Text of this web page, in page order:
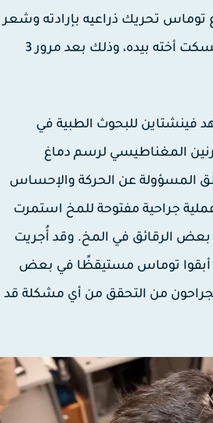
تحريك ذراعيه بإرادته وشعر
باللمس فيهما عندما أمسكت أخته بيده، وذلك بعد مرور 3
للبحوث الطبية في
المغناطيسي لرسم دماغ
المسؤولة عن الحركة والإحساس
جراحية مفتوحة للمخ استمرت
بعض الرقائق في المخ. وقد أُجريت
توماس مستيقظًا في بعض
من التحقق من أي مشكلة قد